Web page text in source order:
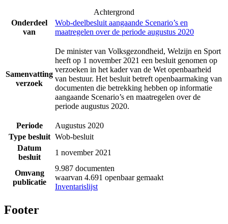
Achtergrond
Onderdeel
van
Wob-deelbesluit aangaande Scenario’s en
maatregelen over de periode augustus 2020
Samenvatting
verzoek
De minister van Volksgezondheid, Welzijn en Sport
heeft op 1 november 2021 een besluit genomen op
verzoeken in het kader van de Wet openbaarheid
van bestuur. Het besluit betreft openbaarmaking van
documenten die betrekking hebben op informatie
aangaande Scenario’s en maatregelen over de
periode augustus 2020.
Periode
Augustus 2020
Type besluit Wob-besluit
Datum
besluit
1 november 2021
Omvang
publicatie
9.987 documenten
waarvan 4.691 openbaar gemaakt
Inventarislijst
Footer